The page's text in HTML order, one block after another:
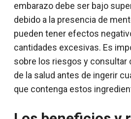
embarazo debe ser bajo
debido a la presencia de
pueden tener efectos
cantidades excesivas. Es
sobre los riesgos y consultar
de la salud antes de ingerir
que contenga estos